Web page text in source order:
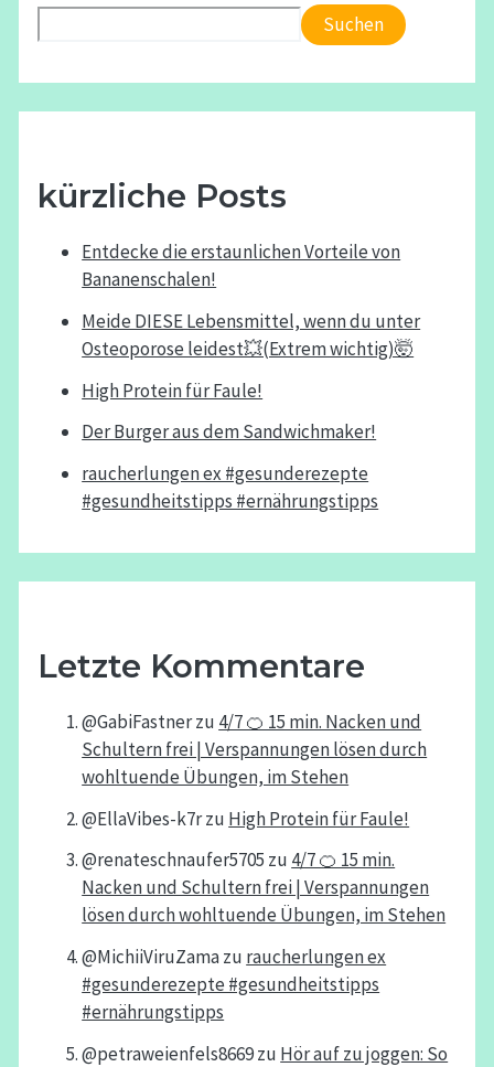
Suchen
kürzliche Posts
Entdecke die erstaunlichen Vorteile von
Bananenschalen!
Meide DIESE Lebensmittel, wenn du unter
Osteoporose leidest💥(Extrem wichtig)🤯
High Protein für Faule!
Der Burger aus dem Sandwichmaker!
raucherlungen ex #gesunderezepte
#gesundheitstipps #ernährungstipps
Letzte Kommentare
@GabiFastnerzu 4/7 🍊 15 min. Nacken und
Schultern frei | Verspannungen lösen durch
wohltuende Übungen, im Stehen
@EllaVibes-k7rzu High Protein für Faule!
@renateschnaufer5705 zu 4/7 🍊 15 min.
Nacken und Schultern frei | Verspannungen
lösen durch wohltuende Übungen, im Stehen
@MichiiViruZamazu raucherlungen ex
#gesunderezepte #gesundheitstipps
#ernährungstipps
@petraweienfels8669zu Hör auf zu joggen: So